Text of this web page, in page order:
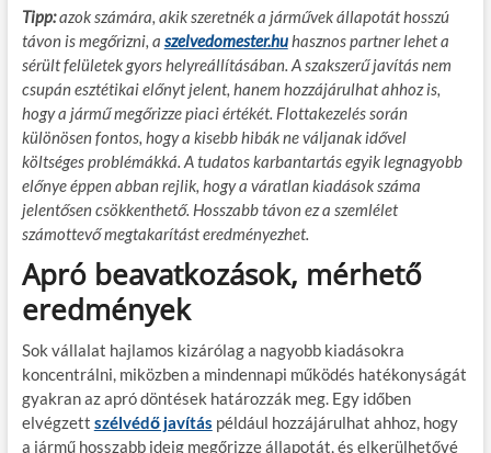
Tipp:azok számára, akik szeretnék a járművek állapotát hosszú
távon is megőrizni, a szelvedomester.huhasznos partner lehet a
sérült felületek gyors helyreállításában. A szakszerű javítás nem
csupán esztétikai előnyt jelent, hanem hozzájárulhat ahhoz is,
hogy a jármű megőrizze piaci értékét. Flottakezelés során
különösen fontos, hogy a kisebb hibák ne váljanak idővel
költséges problémákká. A tudatos karbantartás egyik legnagyobb
előnye éppen abban rejlik, hogy a váratlan kiadások száma
jelentősen csökkenthető. Hosszabb távon ez a szemlélet
számottevő megtakarítást eredményezhet.
Apró beavatkozások, mérhető
eredmények
Sok vállalat hajlamos kizárólag a nagyobb kiadásokra
koncentrálni, miközben a mindennapi működés hatékonyságát
gyakran az apró döntések határozzák meg. Egy időben
elvégzett szélvédő javítás például hozzájárulhat ahhoz, hogy
a jármű hosszabb ideig megőrizze állapotát, és elkerülhetővé